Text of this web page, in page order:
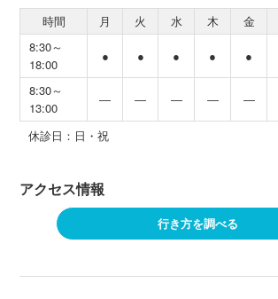
時間 月 火 水 木 金
8:30～
18:00
● ● ● ● ●
8:30～
13:00
― ― ― ― ―
休診日：日・祝
アクセス情報
行き方を調べる